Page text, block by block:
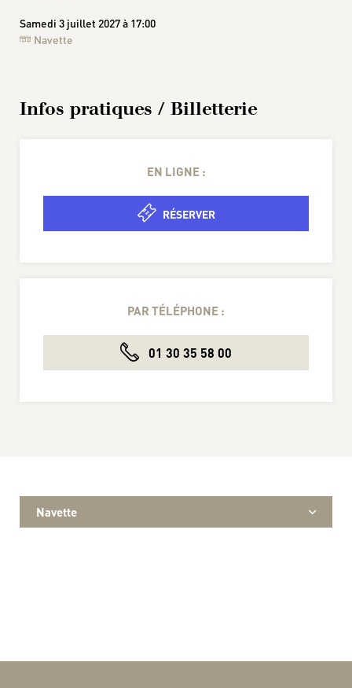
Samedi 3 juillet 2027 à 17:00
Navette
Infos pratiques / Billetterie
EN LIGNE :
RÉSERVER
PAR TÉLÉPHONE :
01 30 35 58 00
Navette